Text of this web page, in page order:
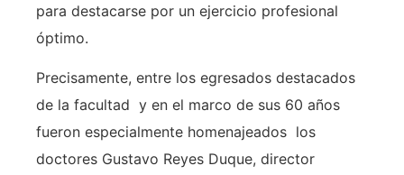
para destacarse por un ejercicio profesional
óptimo.
Precisamente, entre los egresados destacados
de la facultad y en el marco de sus 60 años
fueron especialmente homenajeados los
doctores Gustavo Reyes Duque, director